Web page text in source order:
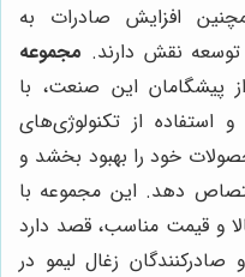
افزایش صادرات به
نقش دارند. مجموعه
پیشگامان این صنعت، با
استفاده از تکنولوژی‌های
خود را بهبود بخشد و
دهد. این مجموعه با
و قیمت مناسب، قصد دارد
صادرکنندگان زغال لیمو در